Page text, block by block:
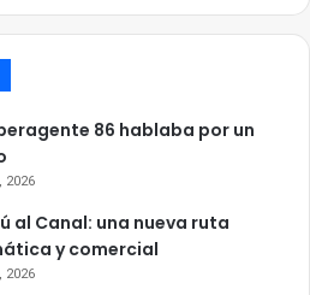
86 hablaba por un
2026
al Canal: una nueva ruta
y comercial
2026